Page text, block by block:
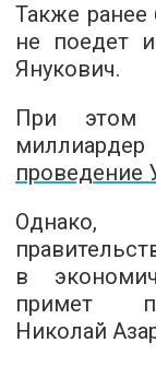
Также
не поедет
Янукович.
При этом
проведение
в
примет
Николай